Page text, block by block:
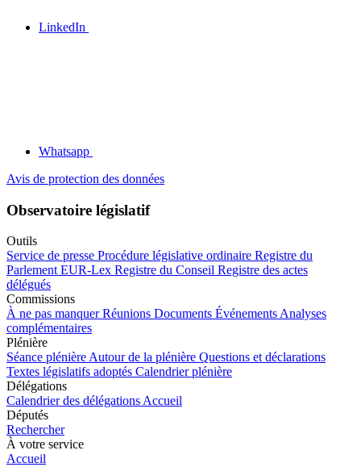
LinkedIn
Whatsapp
Avis de protection des données
Observatoire législatif
Outils
Service de presse Procédure législative ordinaire Registre du
Parlement EUR-Lex Registre du Conseil Registre des actes
délégués
Commissions
À ne pas manquer Réunions Documents ÉvénementsAnalyses
complémentaires
Plénière
Séance plénièreAutour de la plénière Questions et déclarations
Textes législatifs adoptés Calendrier plénière
Délégations
Calendrier des délégationsAccueil
Députés
Rechercher
À votre service
Accueil